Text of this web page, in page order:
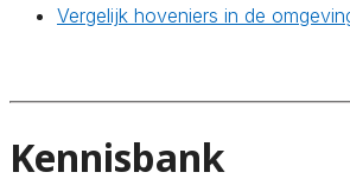
Vergelijk hoveniers in de
Kennisbank